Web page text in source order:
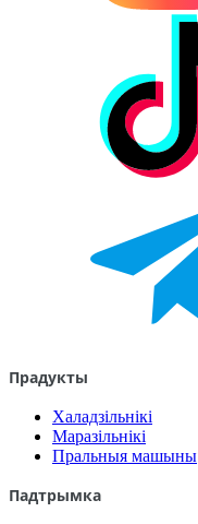
Прадукты
Халадзільнікі
Маразільнікі
Пральныя машыны
Падтрымка